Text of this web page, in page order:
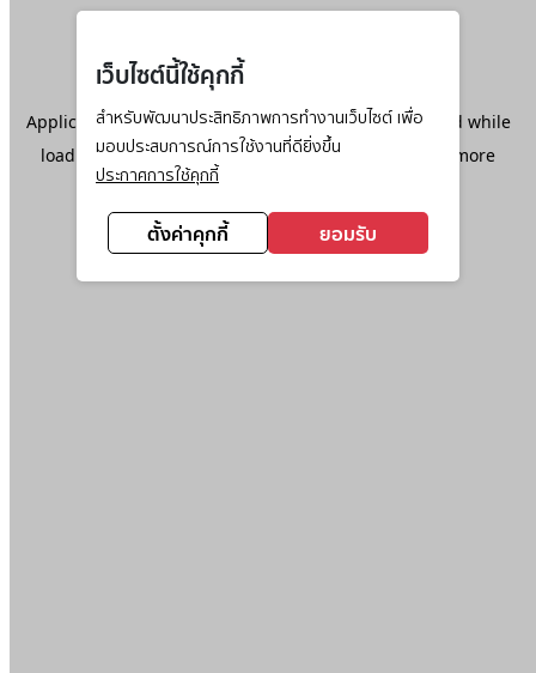
เว็บไซต์นี้ใช้คุกกี้
สำหรับพัฒนาประสิทธิภาพการทำงานเว็บไซต์ เพื่อ
มอบประสบการณ์การใช้งานที่ดียิ่งขึ้น
ประกาศการใช้คุกกี้
ตั้งค่าคุกกี้ ยอมรับ
Application error: aclient-side exception has occurred while
loadingwww.ktc.co.th(see the browser console
for more
information).